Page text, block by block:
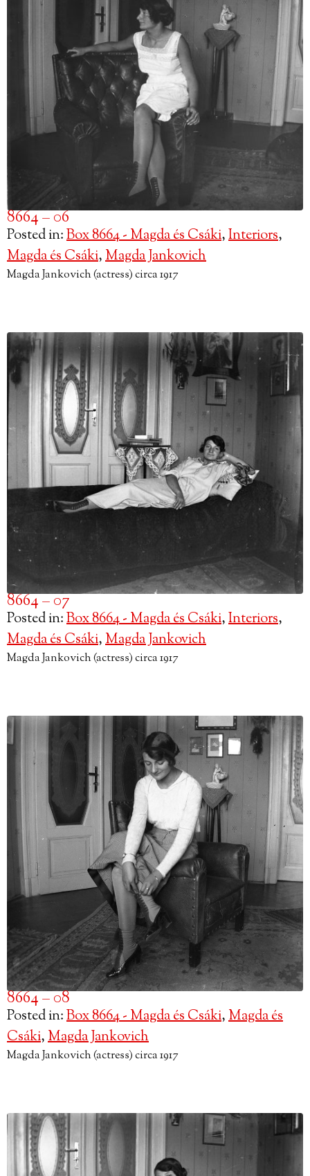
8664 – 06
Posted in:Box 8664 - Magda és Csáki,Interiors,
Magda és Csáki,Magda Jankovich
Magda Jankovich (actress) circa 1917
8664 – 07
Posted in:Box 8664 - Magda és Csáki,Interiors,
Magda és Csáki,Magda Jankovich
Magda Jankovich (actress) circa 1917
8664 – 08
Posted in:Box 8664 - Magda és Csáki,Magda és
Csáki,Magda Jankovich
Magda Jankovich (actress) circa 1917